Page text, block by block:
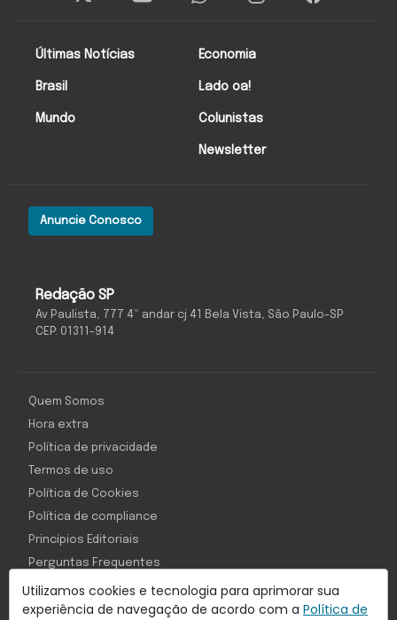
Utilizamos cookies e tecnologia para aprimorar sua
experiência de navegação de acordo com a Política de
Redação SP
Av Paulista, 777 4º andar cj 41 Bela Vista, São Paulo-SP
CEP: 01311-914
Anuncie Conosco
Últimas Notícias
Brasil
Mundo
Economia
Lado oa!
Colunistas
Newsletter
Quem Somos
Hora extra
Política de privacidade
Termos de uso
Política de Cookies
Política de compliance
Princípios Editoriais
Perguntas Frequentes